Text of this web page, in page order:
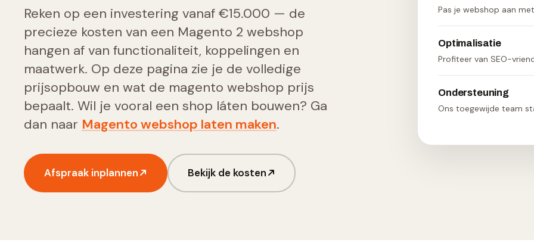
Reken op een investering vanaf €15.000 — de
precieze kosten van een Magento 2 webshop
hangen af van functionaliteit, koppelingen en
maatwerk. Op deze pagina zie je de volledige
prijsopbouw en wat de magento webshop prijs
bepaalt. Wil je vooral een shop láten bouwen? Ga
dan naar Magento webshop laten maken.
Afspraak inplannen Bekijk de kosten
Pas je webshop aan
Optimalisatie
Profiteer van SEO-
Ondersteuning
Ons toegewijde team